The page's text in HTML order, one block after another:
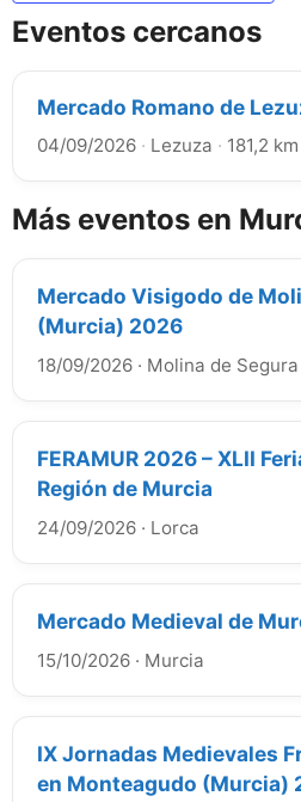
Eventos cercanos
Mercado Romano de
04/09/2026 · Lezuza · 181,2 km
Más eventos en
Mercado Visigodo de
(Murcia) 2026
18/09/2026 · Molina de Segura
FERAMUR 2026 – XLII
Región de Murcia
24/09/2026 · Lorca
Mercado Medieval de
15/10/2026 · Murcia
IX Jornadas Medievales
en Monteagudo (Murcia)